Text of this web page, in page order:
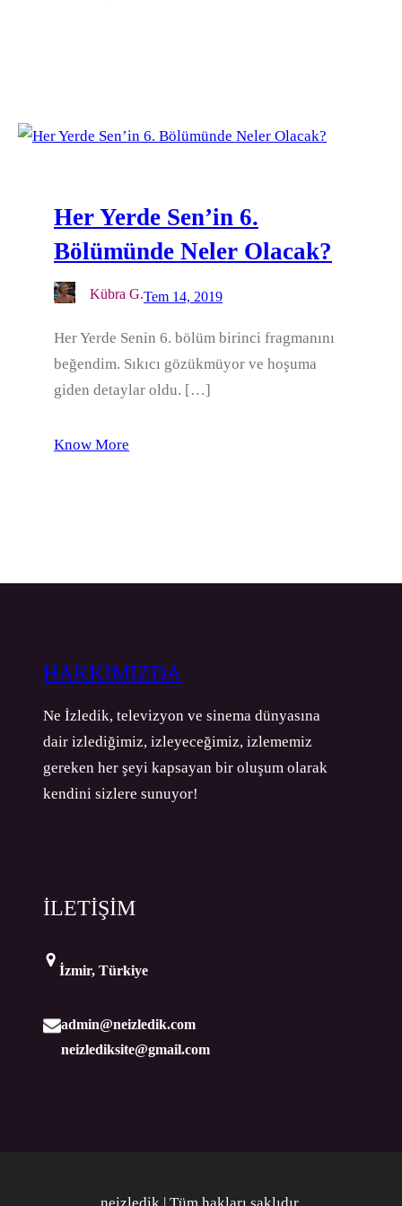
Her Yerde Sen’in 6.
Bölümünde Neler Olacak?
Kübra G.Tem 14, 2019
Her Yerde Senin 6. bölüm birinci fragmanını
beğendim. Sıkıcı gözükmüyor ve hoşuma
giden detaylar oldu. […]
Know More
HAKKIMIZDA
Ne İzledik, televizyon ve sinema dünyasına
dair izlediğimiz, izleyeceğimiz, izlememiz
gereken her şeyi kapsayan bir oluşum olarak
kendini sizlere sunuyor!
İLETİŞİM
İzmir, Türkiye
admin@neizledik.com
neizlediksite@gmail.com